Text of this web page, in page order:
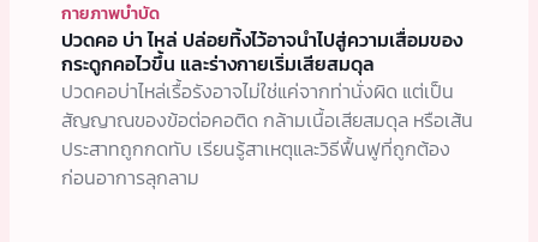
กายภาพบำบัด
ปวดคอ บ่า ไหล่ ปล่อยทิ้งไว้อาจนำไปสู่ความเสื่อมของ
กระดูกคอไวขึ้น และร่างกายเริ่มเสียสมดุล
ปวดคอบ่าไหล่เรื้อรังอาจไม่ใช่แค่จากท่านั่งผิด แต่เป็น
สัญญาณของข้อต่อคอติด กล้ามเนื้อเสียสมดุล หรือเส้น
ประสาทถูกกดทับ เรียนรู้สาเหตุและวิธีฟื้นฟูที่ถูกต้อง
ก่อนอาการลุกลาม